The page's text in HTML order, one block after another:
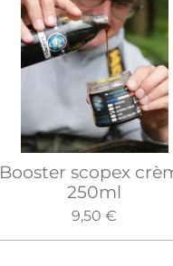
Booster scopex
250ml
9,50 €